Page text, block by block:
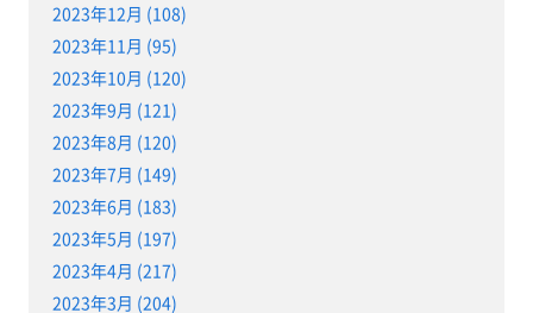
2023年12月 (108)
2023年11月 (95)
2023年10月 (120)
2023年9月 (121)
2023年8月 (120)
2023年7月 (149)
2023年6月 (183)
2023年5月 (197)
2023年4月 (217)
2023年3月 (204)